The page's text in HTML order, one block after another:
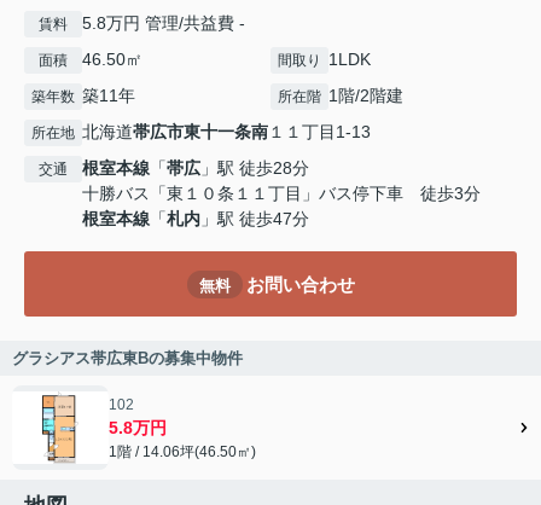
賃料 5.8万円 管理/共益費 -
面積 46.50㎡ 間取り 1LDK
築年数 築11年 所在階 1階/2階建
所在地 北海道帯広市東十一条南１１丁目1-13
交通 根室本線 「帯広 」駅 徒歩28分
十勝バス「東１０条１１丁目」バス停下車 徒歩3分
根室本線 「札内 」駅 徒歩47分
無料 お問い合わせ
グラシアス帯広東Bの募集中物件
102
5.8万円
1階 / 14.06坪(46.50㎡)